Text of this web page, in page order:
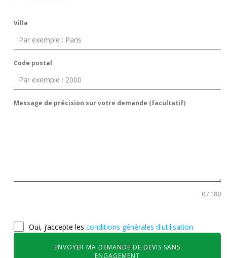
Ville
Code postal
Message de précision sur votre demande (facultatif)
0 / 180
Oui, j’accepte les conditions générales d'utilisation.
ENVOYER MA DEMANDE DE DEVIS SANS
ENGAGEMENT